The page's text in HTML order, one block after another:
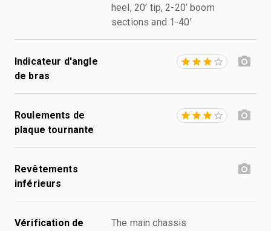
heel, 20’ tip, 2-20’ boom
sections and 1-40’
Indicateur d'angle
de bras
Roulements de
plaque tournante
Revêtements
inférieurs
Vérification de
The main chassis